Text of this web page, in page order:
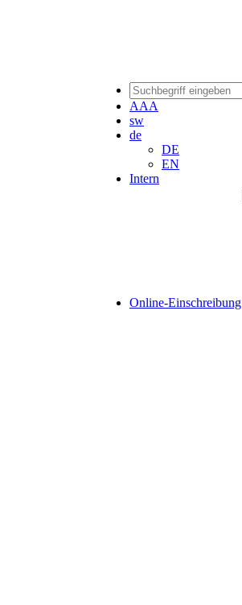
AAA
sw
de
DE
EN
Intern
Online-Einschreibung